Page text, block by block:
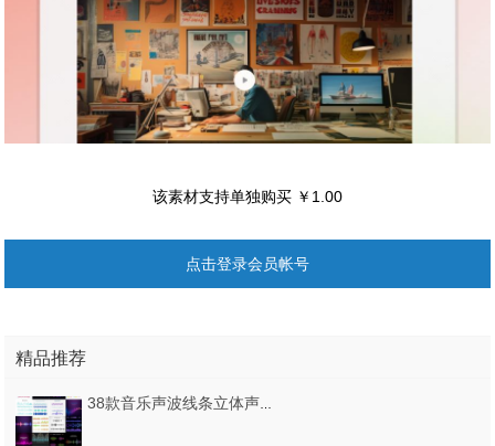
该素材支持单独购买 ￥1.00
点击登录会员帐号
精品推荐